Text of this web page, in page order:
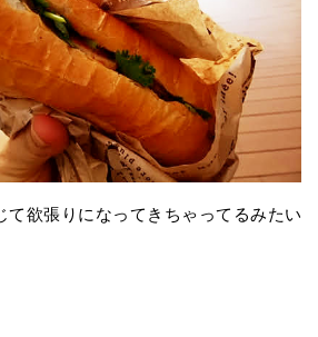
て欲張りになってきちゃってるみたい